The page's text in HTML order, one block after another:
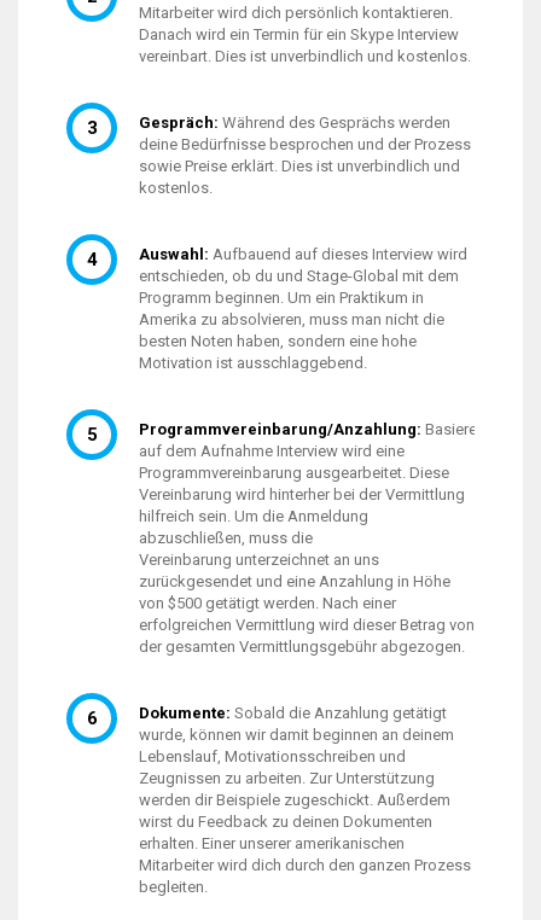
Mitarbeiter wird dich persönlich kontaktieren.
Danach wird ein Termin für ein Skype Interview
vereinbart. Dies ist unverbindlich und kostenlos.
Gespräch: Während des Gesprächs werden
deine Bedürfnisse besprochen und der Prozess
sowie Preise erklärt. Dies ist unverbindlich und
kostenlos.
Auswahl: Aufbauend auf dieses Interview wird
entschieden, ob du und Stage-Global mit dem
Programm beginnen. Um ein Praktikum in
Amerika zu absolvieren, muss man nicht die
besten Noten haben, sondern eine hohe
Motivation ist ausschlaggebend.
Programmvereinbarung/Anzahlung: Basierend
auf dem Aufnahme Interview wird eine
Programmvereinbarung ausgearbeitet. Diese
Vereinbarung wird hinterher bei der Vermittlung
hilfreich sein. Um die Anmeldung
abzuschließen, muss die
Vereinbarung unterzeichnet an uns
zurückgesendet und eine Anzahlung in Höhe
von $500 getätigt werden. Nach einer
erfolgreichen Vermittlung wird dieser Betrag von
der gesamten Vermittlungsgebühr abgezogen.
Dokumente: Sobald die Anzahlung getätigt
wurde, können wir damit beginnen an deinem
Lebenslauf, Motivationsschreiben und
Zeugnissen zu arbeiten. Zur Unterstützung
werden dir Beispiele zugeschickt. Außerdem
wirst du Feedback zu deinen Dokumenten
erhalten. Einer unserer amerikanischen
Mitarbeiter wird dich durch den ganzen Prozess
begleiten.